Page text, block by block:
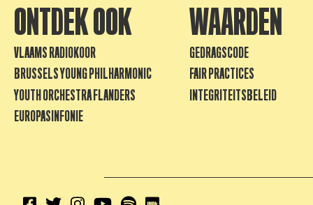
ONTDEK OOK
VLAAMS RADIOKOOR
BRUSSELS YOUNG PHILHARMONIC
YOUTH ORCHESTRA FLANDERS
EUROPASINFONIE
WAARDEN
GEDRAGSCODE
FAIR PRACTICES
INTEGRITEITSBELEID